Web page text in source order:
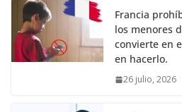
Francia
los menores
convierte en
en hacerlo.
26 julio, 2026